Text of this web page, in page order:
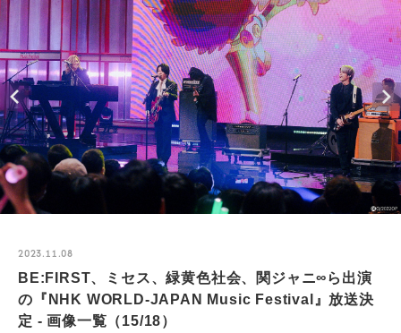
2023.11.08
BE:FIRST、ミセス、緑黄色社会、関ジャニ∞ら出演
の『NHK WORLD-JAPAN Music Festival』放送決
定 - 画像一覧（15/18）